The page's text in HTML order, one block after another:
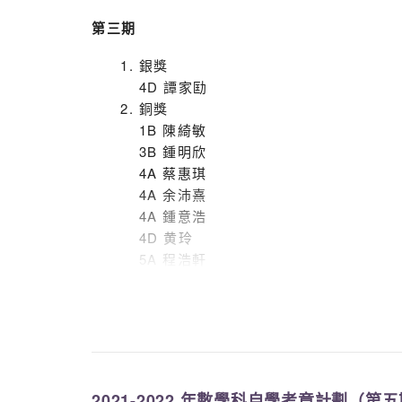
S5 So Man Ting 5A
S5 Huang Jialou 5B
S5 Yuen Yiu Hang 5C
S5 Lam Kwan Lam 5D
第三期
銀獎
4D 譚家劻
銅獎
1B 陳綺敏
3B 鍾明欣
4A 蔡惠琪
4A 余沛熹
4A 鍾意浩
4D 黄玲
5A 程浩軒
4A 薛美虹